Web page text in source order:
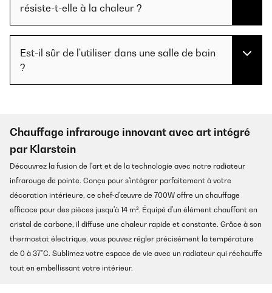
résiste-t-elle à la chaleur ?
Est-il sûr de l'utiliser dans une salle de bain
?
Chauffage infrarouge innovant avec art intégré
par Klarstein
Découvrez la fusion de l'art et de la technologie avec notre radiateur
infrarouge de pointe. Conçu pour s'intégrer parfaitement à votre
décoration intérieure, ce chef-d'œuvre de 700W offre un chauffage
efficace pour des pièces jusqu'à 14 m². Équipé d'un élément chauffant en
cristal de carbone, il diffuse une chaleur rapide et constante. Grâce à son
thermostat électrique, vous pouvez régler précisément la température
de 0 à 37°C. Sublimez votre espace de vie avec un radiateur qui réchauffe
tout en embellissant votre intérieur.